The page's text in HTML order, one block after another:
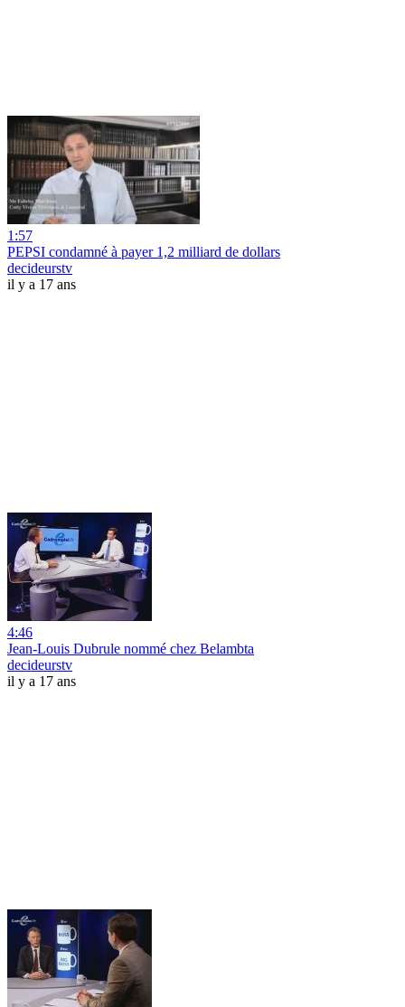
1:57
PEPSI condamné à payer 1,2 milliard de dollars
decideurstv
il y a 17 ans
4:46
Jean-Louis Dubrule nommé chez Belambta
decideurstv
il y a 17 ans